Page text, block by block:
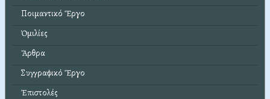
Ποιμαντικό Ἔργο
Ὁμιλίες
Ἄρθρα
Συγγραφικό Ἔργο
Ἐπιστολές